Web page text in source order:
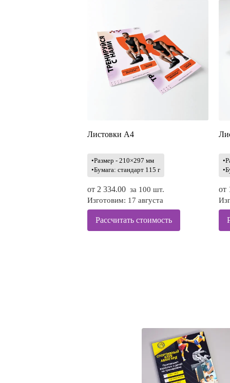
Листовки А4
•Размер - 210×297 мм
•Бумага: стандарт 115 г
от 2 334.00 за 100 шт.
Изготовим: 17 августа
Рассчитать стоимость
от